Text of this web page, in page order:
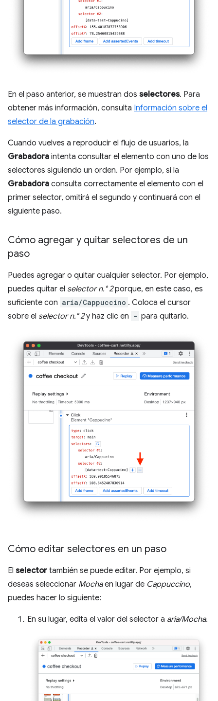
En el paso anterior, se muestran dos selectores. Para
obtener más información, consulta Información sobre el
selector de la grabación.
Cuando vuelves a reproducir el flujo de usuarios, la
Grabadora intenta consultar el elemento con uno de los
selectores siguiendo un orden. Por ejemplo, si la
Grabadora consulta correctamente el elemento con el
primer selector, omitirá el segundo y continuará con el
siguiente paso.
Cómo agregar y quitar selectores de un
paso
Puedes agregar o quitar cualquier selector. Por ejemplo,
puedes quitar el selector n.° 2porque, en este caso, es
suficiente con aria/Cappuccino . Coloca el cursor
sobre el selector n.° 2y haz clic en - para quitarlo.
Cómo editar selectores en un paso
El selector también se puede editar. Por ejemplo, si
deseas seleccionar Mochaen lugar de Cappuccino,
puedes hacer lo siguiente:
En su lugar, edita el valor del selector a aria/Mocha.